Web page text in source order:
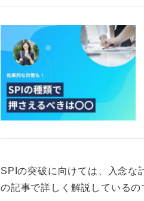
SPIの突破に向けては、入念な
の記事で詳しく解説しているの